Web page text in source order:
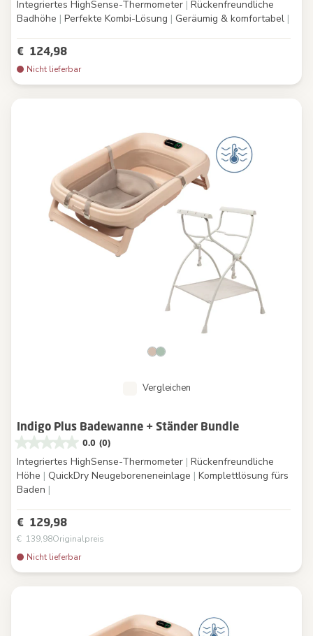
Integriertes HighSense-Thermometer | Rückenfreundliche
Badhöhe | Perfekte Kombi-Lösung | Geräumig & komfortabel |
€ 124,98
Nicht lieferbar
Vergleichen
Indigo Plus Badewanne + Ständer Bundle
0.0 (0)
Integriertes HighSense-Thermometer | Rückenfreundliche
Höhe | QuickDry Neugeboreneneinlage | Komplettlösung fürs
Baden |
€ 129,98
€ 139,98Originalpreis
Nicht lieferbar